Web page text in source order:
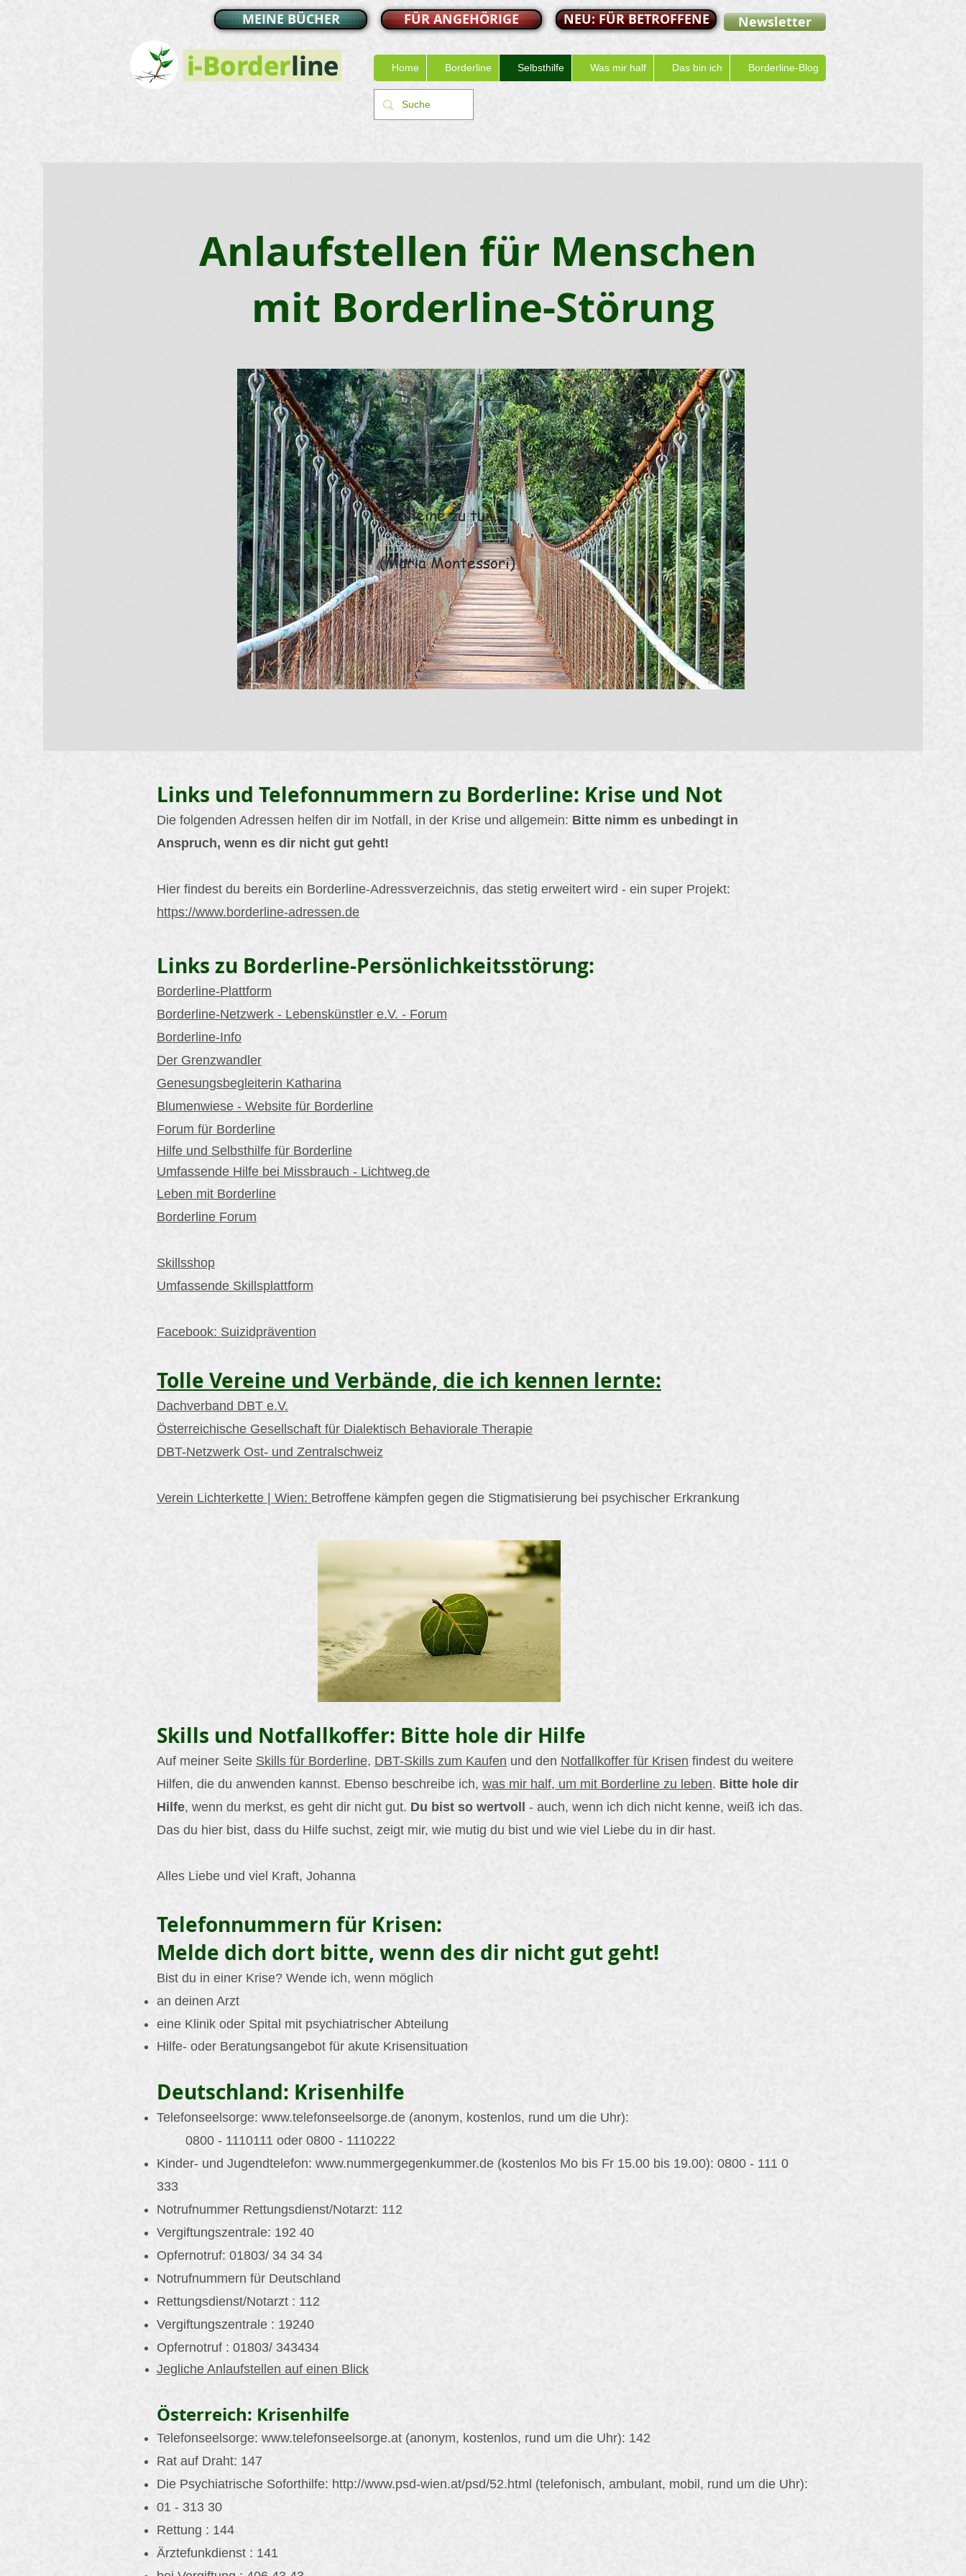
MEINE BÜCHER FÜR ANGEHÖRIGE NEU: FÜR BETROFFENE Newsletter
Home Borderline Selbsthilfe Was mir half Das bin ich Borderline-Blog
Anlaufstellen für Menschen
mit Borderline-Störung
Hilf mir,
es alleine zu tun.
(Maria Montessori)
Links und Telefonnummern zu Borderline: Krise und Not
Die folgenden Adressen helfen dir im Notfall, in der Krise und allgemein: Bitte nimm es unbedingt in
Anspruch, wenn es dir nicht gut geht!
Hier findest du bereits ein Borderline-Adressverzeichnis, das stetig erweitert wird - ein super Projekt:
https://www.borderline-adressen.de
Links zu Borderline-Persönlichkeitsstörung:
Borderline-Plattform
Borderline-Netzwerk - Lebenskünstler e.V. - Forum
Borderline-Info
Der Grenzwandler
Genesungsbegleiterin Katharina
Blumenwiese - Website für Borderline
Forum für Borderline
Hilfe und Selbsthilfe für Borderline
Umfassende Hilfe bei Missbrauch - Lichtweg.de
Leben mit Borderline
Borderline Forum
Skillsshop
Umfassende Skillsplattform
Facebook: Suizidprävention
Tolle Vereine und Verbände, die ich kennen lernte:
Dachverband DBT e.V.
Österreichische Gesellschaft für Dialektisch Behaviorale Therapie
DBT-Netzwerk Ost- und Zentralschweiz
Verein Lichterkette | Wien: Betroffene kämpfen gegen die Stigmatisierung bei psychischer Erkrankung
Skills und Notfallkoffer: Bitte hole dir Hilfe
Auf meiner Seite Skills für Borderline, DBT-Skills zum Kaufen und den Notfallkoffer für Krisen findest du weitere
Hilfen, die du anwenden kannst. Ebenso beschreibe ich, was mir half, um mit Borderline zu leben. Bitte hole dir
Hilfe, wenn du merkst, es geht dir nicht gut. Du bist so wertvoll
- auch, wenn ich dich nicht kenne, weiß ich das.
Das du hier bist, dass du Hilfe suchst, zeigt mir, wie mutig du bist und wie viel Liebe du in dir hast.
Alles Liebe und viel Kraft, Johanna
Telefonnummern für Krisen:
Melde dich dort bitte, wenn des dir nicht gut geht!
Bist du in einer Krise? Wende ich, wenn möglich
an deinen Arzt
eine Klinik oder Spital mit psychiatrischer Abteilung
Hilfe- oder Beratungsangebot für akute Krisensituation
Deutschland: Krisenhilfe
Telefonseelsorge: www.telefonseelsorge.de (anonym, kostenlos, rund um die Uhr):
0800 - 1110111 oder 0800 - 1110222
Kinder- und Jugendtelefon: www.nummergegenkummer.de (kostenlos Mo bis Fr 15.00 bis 19.00): 0800 - 111 0
333
Notrufnummer Rettungsdienst/Notarzt: 112
Vergiftungszentrale: 192 40
Opfernotruf: 01803/ 34 34 34
Notrufnummern für Deutschland
Rettungsdienst/Notarzt : 112
Vergiftungszentrale : 19240
Opfernotruf : 01803/ 343434
Jegliche Anlaufstellen auf einen Blick
Österreich: Krisenhilfe
Telefonseelsorge: www.telefonseelsorge.at (anonym, kostenlos, rund um die Uhr): 142
Rat auf Draht: 147
Die Psychiatrische Soforthilfe: http://www.psd-wien.at/psd/52.html (telefonisch, ambulant, mobil, rund um die Uhr):
01 - 313 30
Rettung : 144
Ärztefunkdienst : 141